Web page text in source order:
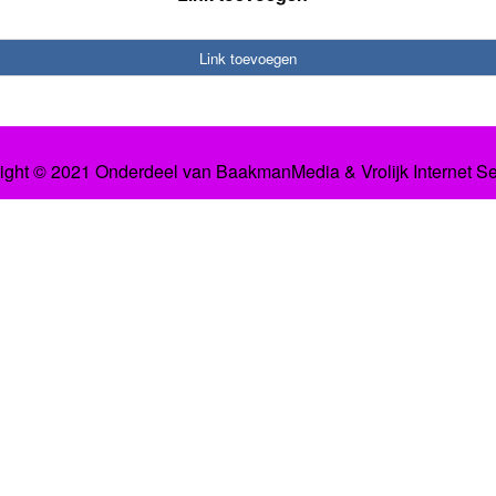
Link toevoegen
© 2021 Onderdeel van BaakmanMedia& Vrolijk Internet